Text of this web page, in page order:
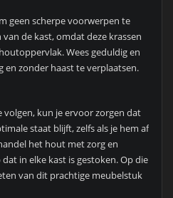
geen scherpe voorwerpen te
de kast, omdat deze krassen
Wees geduldig en
en zonder haast te verplaatsen.
volgen, kun je ervoor zorgen dat
staat blijft, zelfs als je hem af
het hout met zorg en
in elke kast is gestoken. Op die
van dit prachtige meubelstuk